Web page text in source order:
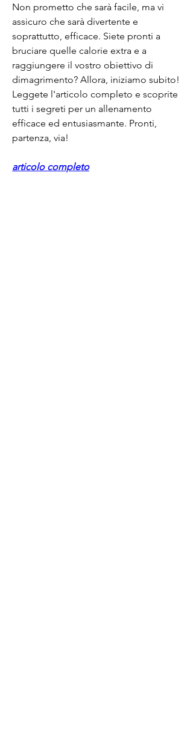
Non prometto che sarà facile, ma vi
assicuro che sarà divertente e
soprattutto, efficace. Siete pronti a
bruciare quelle calorie extra e a
raggiungere il vostro obiettivo di
dimagrimento? Allora, iniziamo subito!
Leggete l'articolo completo e scoprite
tutti i segreti per un allenamento
efficace ed entusiasmante. Pronti,
partenza, via!
articolo completo